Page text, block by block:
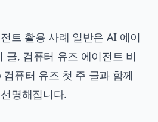
트 활용 사례 일반은 AI 에이
글, 컴퓨터 유즈 에이전트 비
퓨터 유즈 첫 주 글과 함께
명해집니다.